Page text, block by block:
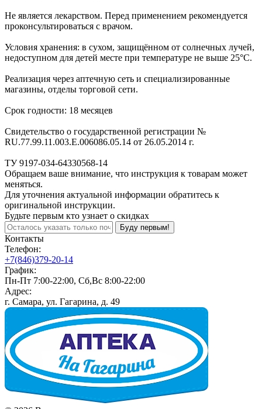
Не является лекарством. Перед применением рекомендуется
проконсультироваться с врачом.
Условия хранения: в сухом, защищённом от солнечных лучей,
недоступном для детей месте при температуре не выше 25°С.
Реализация через аптечную сеть и специализированные
магазины, отделы торговой сети.
Срок годности: 18 месяцев
Свидетельство о государственной регистрации №
RU.77.99.11.003.Е.006086.05.14 от 26.05.2014 г.
ТУ 9197-034-64330568-14
Обращаем ваше внимание, что инструкция к товарам может
меняться.
Для уточнения актуальной информации обратитесь к
оригинальной инструкции.
Будьте первым кто узнает о скидках
Буду первым!
Контакты
Телефон:
+7(846)379-20-14
График:
Пн-Пт 7:00-22:00, Сб,Вс 8:00-22:00
Адрес:
г. Самара, ул. Гагарина, д. 49